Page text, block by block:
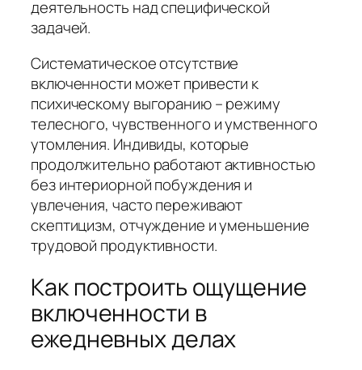
деятельность над специфической
задачей.
Систематическое отсутствие
включенности может привести к
психическому выгоранию – режиму
телесного, чувственного и умственного
утомления. Индивиды, которые
продолжительно работают активностью
без интериорной побуждения и
увлечения, часто переживают
скептицизм, отчуждение и уменьшение
трудовой продуктивности.
Как построить ощущение
включенности в
ежедневных делах